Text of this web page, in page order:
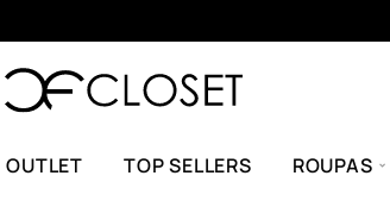
OUTLET TOP SELLERS ROUPAS